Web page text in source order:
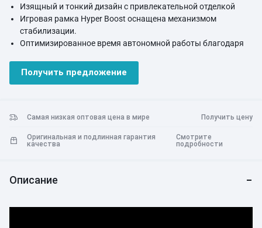
Изящный и тонкий дизайн с привлекательной отделкой
Игровая рамка Hyper Boost оснащена механизмом
стабилизации.
Оптимизированное время автономной работы благодаря
Бесшовное соединение 5G с первоклассной скоростью
Великолепная камера с множеством функций
Получить предложение
Самая низкая оптовая цена в мире Получить цену
Оригинальная и подлинная гарантия
качества
Смотрите
подробности
Описание